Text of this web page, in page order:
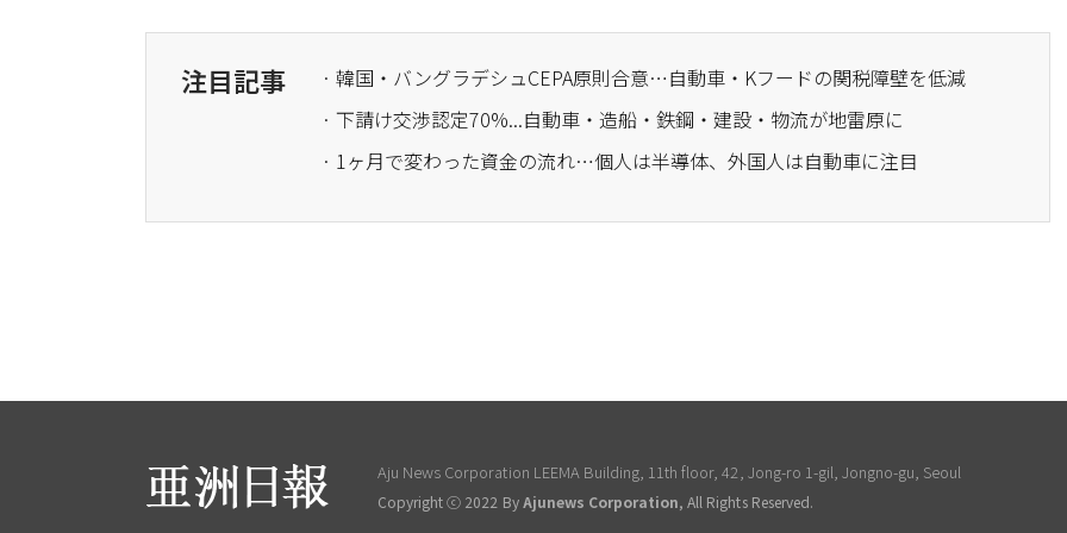
注目記事
· 韓国・バングラデシュCEPA原則合意…自動車・Kフードの関税障壁を低減
· 下請け交渉認定70%...自動車・造船・鉄鋼・建設・物流が地雷原に
· 1ヶ月で変わった資金の流れ…個人は半導体、外国人は自動車に注目
Aju News Corporation LEEMA Building, 11th floor, 42, Jong-ro 1-gil, Jongno-gu, Seoul
Copyright ⓒ 2022 ByAjunews Corporation, All Rights Reserved.